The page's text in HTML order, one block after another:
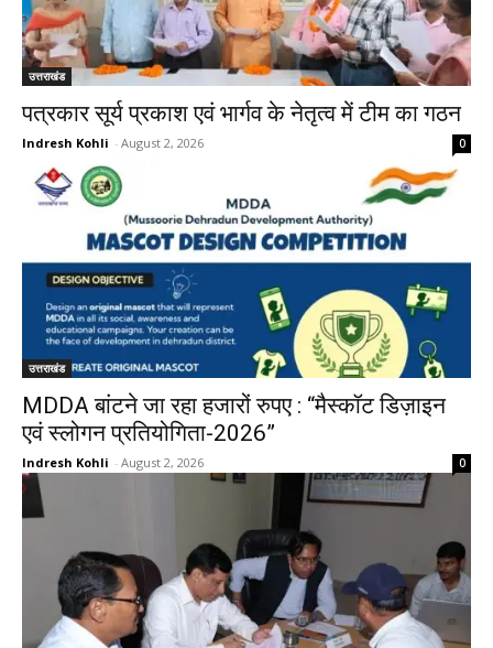
उत्तराखंड
पत्रकार सूर्य प्रकाश एवं भार्गव के नेतृत्व में टीम का गठन
Indresh Kohli - August 2, 2026 0
उत्तराखंड
MDDA बांटने जा रहा हजारों रुपए : “मैस्कॉट डिज़ाइन
एवं स्लोगन प्रतियोगिता-2026”
Indresh Kohli - August 2, 2026 0